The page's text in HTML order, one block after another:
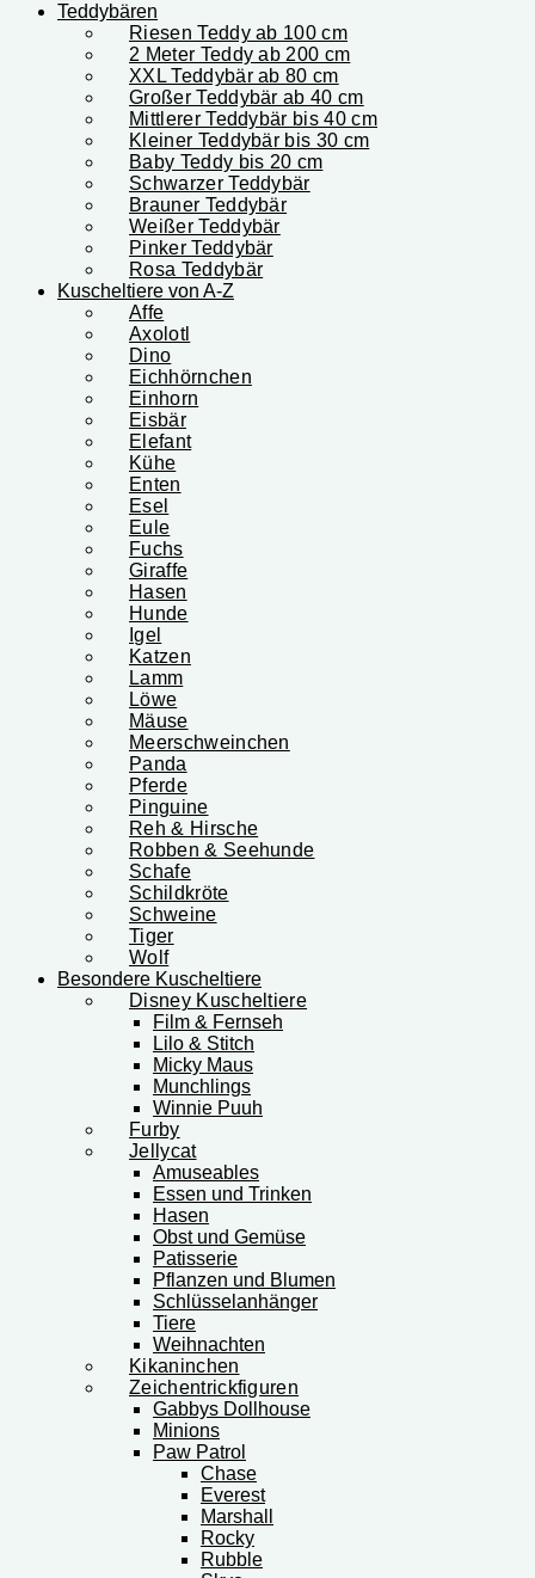
Teddybären
Riesen Teddy ab 100 cm
2 Meter Teddy ab 200 cm
XXL Teddybär ab 80 cm
Großer Teddybär ab 40 cm
Mittlerer Teddybär bis 40 cm
Kleiner Teddybär bis 30 cm
Baby Teddy bis 20 cm
Schwarzer Teddybär
Brauner Teddybär
Weißer Teddybär
Pinker Teddybär
Rosa Teddybär
Kuscheltiere von A-Z
Affe
Axolotl
Dino
Eichhörnchen
Einhorn
Eisbär
Elefant
Kühe
Enten
Esel
Eule
Fuchs
Giraffe
Hasen
Hunde
Igel
Katzen
Lamm
Löwe
Mäuse
Meerschweinchen
Panda
Pferde
Pinguine
Reh & Hirsche
Robben & Seehunde
Schafe
Schildkröte
Schweine
Tiger
Wolf
Besondere Kuscheltiere
Disney Kuscheltiere
Film & Fernseh
Lilo & Stitch
Micky Maus
Munchlings
Winnie Puuh
Furby
Jellycat
Amuseables
Essen und Trinken
Hasen
Obst und Gemüse
Patisserie
Pflanzen und Blumen
Schlüsselanhänger
Tiere
Weihnachten
Kikaninchen
Zeichentrickfiguren
Gabbys Dollhouse
Minions
Paw Patrol
Chase
Everest
Marshall
Rocky
Rubble